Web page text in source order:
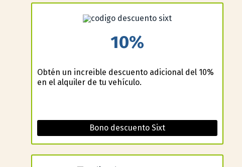
10%
Obtén un increible descuento adicional del 10%
en el alquiler de tu vehículo.
Bono descuento Sixt